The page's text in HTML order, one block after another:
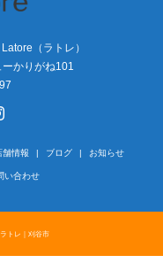
（ラトレ）
かりがね101
舗情報 ブログ お知らせ
い合わせ
トレ｜刈谷市